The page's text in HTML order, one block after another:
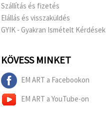
Szállítás és fizetés
Elállás és visszaküldés
GYIK - Gyakran Ismételt Kérdések
KÖVESS MINKET
EM ART a Facebookon
EM ART a YouTube-on